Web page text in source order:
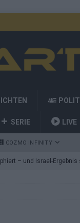
SERIE LIVE
COZMO INFINITY
– und Israel-Ergebnis
2026 in Wien